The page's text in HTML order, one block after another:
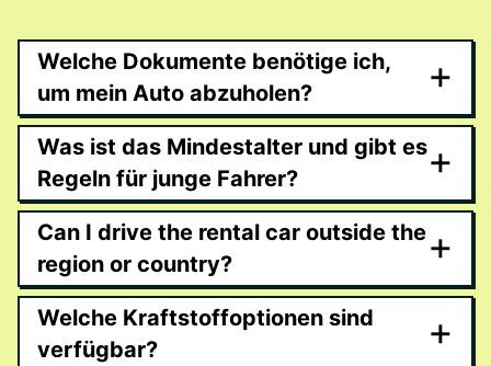
Welche Dokumente benötige ich,
um mein Auto abzuholen?
+
Was ist das Mindestalter und gibt es
Regeln für junge Fahrer?
+
Can I drive the rental car outside the
region or country?
+
Welche Kraftstoffoptionen sind
verfügbar?
+